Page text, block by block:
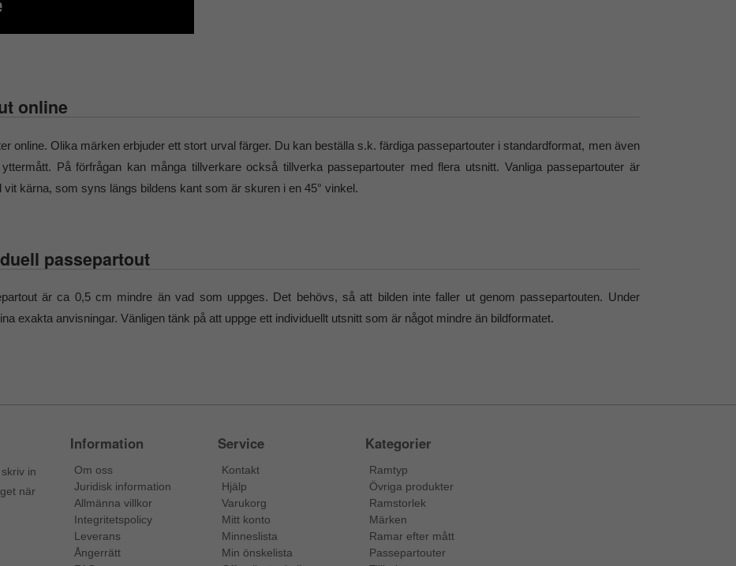
online
online. Olika märken erbjuder ett stort urval färger. Du kan beställa s.k. färdiga passepartouter i standardformat, men även
På förfrågan kan många tillverkare också tillverka passepartouter med flera utsnitt. Vanliga passepartouter är
kärna, som syns längs bildens kant som är skuren i en 45° vinkel.
passepartout
är ca 0,5 cm mindre än vad som uppges. Det behövs, så att bilden inte faller ut genom passepartouten. Under
exakta anvisningar. Vänligen tänk på att uppge ett individuellt utsnitt som är något mindre än bildformatet.
in
när
Information
Om oss
Juridisk information
Allmänna villkor
Integritetspolicy
Leverans
Ångerrätt
Service
Kontakt
Hjälp
Varukorg
Mitt konto
Minneslista
Min önskelista
Kategorier
Ramtyp
Övriga produkter
Ramstorlek
Märken
Ramar efter mått
Passepartouter